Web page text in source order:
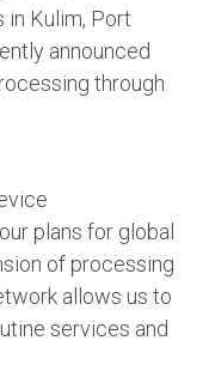
Kulim, Port
announced
through
plans for global
of processing
allows us to
services and